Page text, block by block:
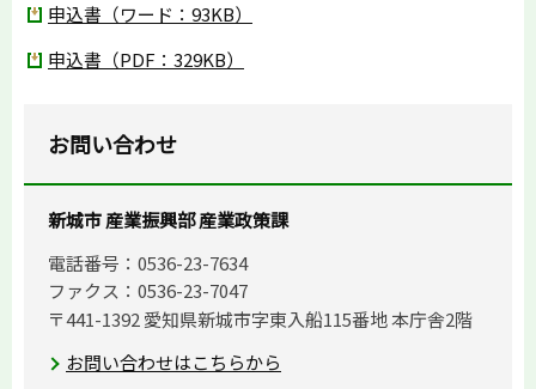
申込書（ワード：93KB）
申込書（PDF：329KB）
お問い合わせ
新城市 産業振興部 産業政策課
電話番号：0536-23-7634
ファクス：0536-23-7047
〒441-1392 愛知県新城市字東入船115番地 本庁舎2階
お問い合わせはこちらから